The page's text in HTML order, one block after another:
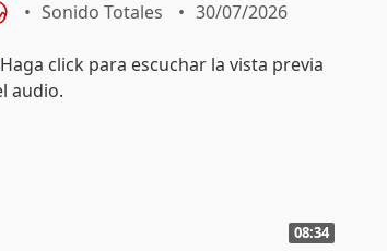
Sonido Totales 30/07/2026
08:34